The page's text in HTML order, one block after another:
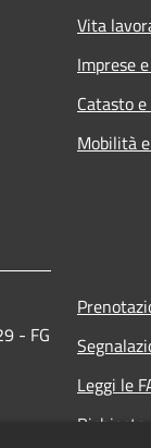
Vita
Imprese
Catasto
Mobilità
- FG
Leggi le